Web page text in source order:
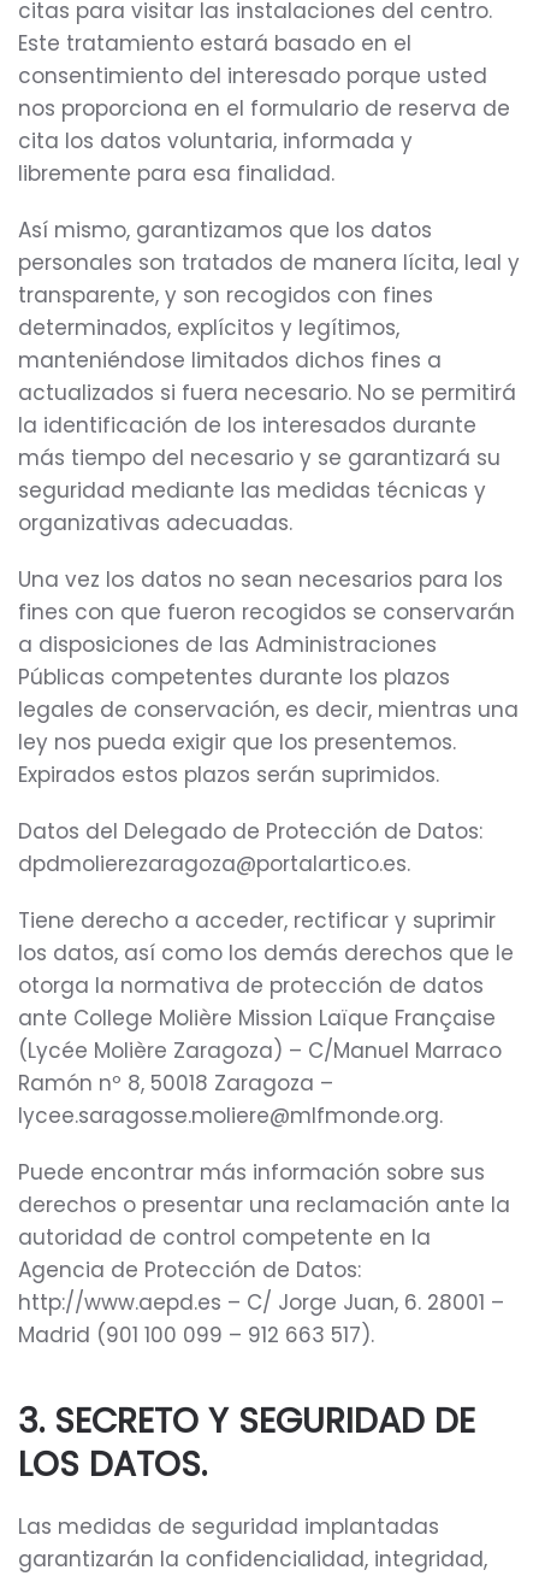
citas para visitar las instalaciones del centro.
Este tratamiento estará basado en el
consentimiento del interesado porque usted
nos proporciona en el formulario de reserva de
cita los datos voluntaria, informada y
libremente para esa finalidad.
Así mismo, garantizamos que los datos
personales son tratados de manera lícita, leal y
transparente, y son recogidos con fines
determinados, explícitos y legítimos,
manteniéndose limitados dichos fines a
actualizados si fuera necesario. No se permitirá
la identificación de los interesados durante
más tiempo del necesario y se garantizará su
seguridad mediante las medidas técnicas y
organizativas adecuadas.
Una vez los datos no sean necesarios para los
fines con que fueron recogidos se conservarán
a disposiciones de las Administraciones
Públicas competentes durante los plazos
legales de conservación, es decir, mientras una
ley nos pueda exigir que los presentemos.
Expirados estos plazos serán suprimidos.
Datos del Delegado de Protección de Datos:
dpdmolierezaragoza@portalartico.es.
Tiene derecho a acceder, rectificar y suprimir
los datos, así como los demás derechos que le
otorga la normativa de protección de datos
ante College Molière Mission Laïque Française
(Lycée Molière Zaragoza) – C/Manuel Marraco
Ramón nº 8, 50018 Zaragoza –
lycee.saragosse.moliere@mlfmonde.org.
Puede encontrar más información sobre sus
derechos o presentar una reclamación ante la
autoridad de control competente en la
Agencia de Protección de Datos:
http://www.aepd.es – C/ Jorge Juan, 6. 28001 –
Madrid (901 100 099 – 912 663 517).
3. SECRETO Y SEGURIDAD DE
LOS DATOS.
Las medidas de seguridad implantadas
garantizarán la confidencialidad, integridad,